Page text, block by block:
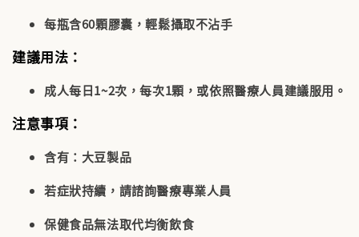
每瓶含60顆膠囊，輕鬆攝取不沾手
建議用法：
成人每日1~2次，每次1顆 ，或依照醫療人員建議服用。
注意事項：
含有： 大豆製品
若症狀持續，請諮詢醫療專業人員
保健食品無法取代均衡飲食